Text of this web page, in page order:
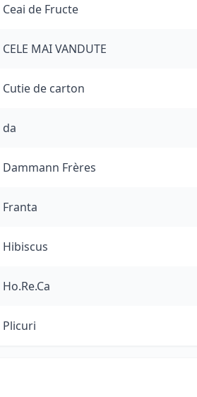
Ceai de Fructe
CELE MAI VANDUTE
Cutie de carton
da
Dammann Frères
Franta
Hibiscus
Ho.Re.Ca
Plicuri